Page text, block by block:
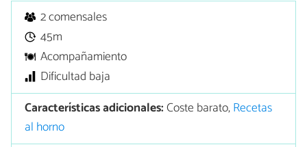
2 comensales
45m
Acompañamiento
Dificultad baja
Características adicionales:Coste barato,Recetas
al horno